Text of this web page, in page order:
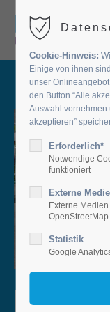
Cookie-Hinweis:
Einige von ihnen
unser
den Button “Alle
Auswahl vornehmen
akzeptieren”
Erforderlich*
Notwendige
funktioniert
Externe
Externe
Statistik
Google